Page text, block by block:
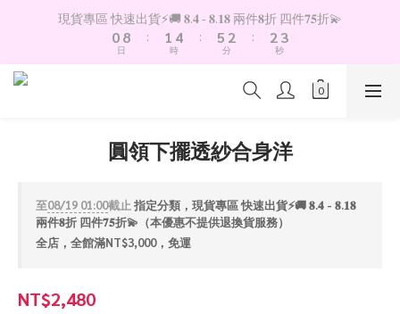
現貨專區 快速出貨⚡️🚚 𝟖.𝟒 - 𝟖.𝟏𝟖 兩件𝟖折 四件𝟕𝟓折💫
1
0
9
8
7
2
日
:
2
1
0
5
4
3
時
:
6
5
4
3
2
1
分
:
3
2
1
3
2
1
秒
圓領下擺透紗合身洋
至08/19 01:00截止 指定分類，現貨專區 快速出貨⚡️🚚 𝟖.𝟒 - 𝟖.𝟏𝟖
兩件𝟖折 四件𝟕𝟓折💫（本優惠不提供退換貨服務）
全店，全館滿NT$3,000，免運
NT$2,480